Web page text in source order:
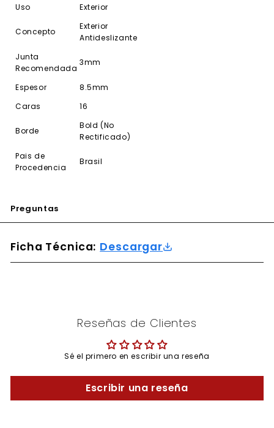
Uso
Exterior
Concepto
Exterior
Antideslizante
Junta
Recomendada
3mm
Espesor
8.5mm
Caras
16
Borde
Bold (No
Rectificado)
Pais de
Procedencia
Brasil
Preguntas
Ficha Técnica: Descargar
Reseñas de Clientes
Sé el primero en escribir una reseña
Escribir una reseña